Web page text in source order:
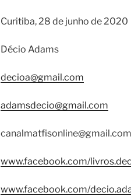
Curitiba, 28 de junho de 2020
Décio Adams
decioa@gmail.com
adamsdecio@gmail.com
canalmatfisonline@gmail.com
www.facebook.com/
www.facebook.com/